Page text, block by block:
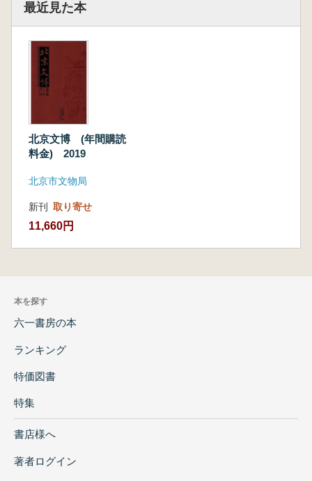
最近見た本
北京文博 (年間購読
料金) 2019
北京市文物局
新刊 取り寄せ
11,660円
本を探す
六一書房の本
ランキング
特価図書
特集
書店様へ
著者ログイン